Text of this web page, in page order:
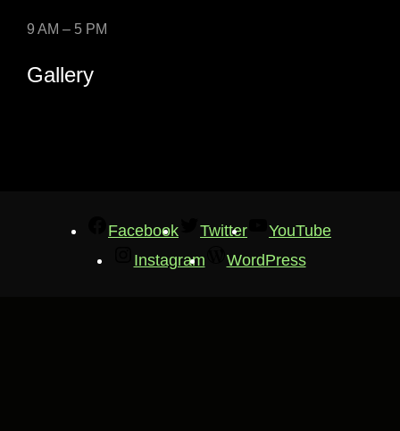
9 AM – 5 PM
Gallery
Facebook Twitter
YouTube
Instagram
WordPress